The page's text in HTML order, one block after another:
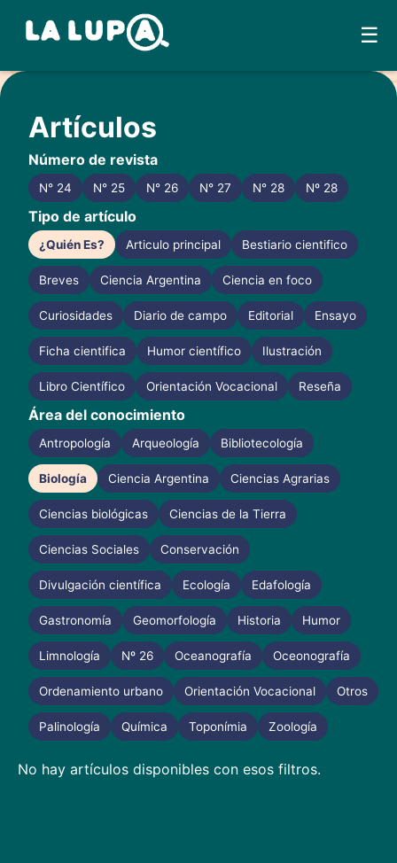
Skip
to
content
☰
Artículos
Número de revista
N° 24 N° 25 N° 26 N° 27 N° 28 Nº 28
Tipo de artículo
¿Quién Es? Articulo principal Bestiario cientifico
Breves Ciencia Argentina Ciencia en foco
Curiosidades Diario de campo Editorial Ensayo
Ficha cientifica Humor científico Ilustración
Libro Científico Orientación Vocacional Reseña
Área del conocimiento
Antropología Arqueología Bibliotecología
Biología Ciencia Argentina Ciencias Agrarias
Ciencias biológicas Ciencias de la Tierra
Ciencias Sociales Conservación
Divulgación científica Ecología Edafología
Gastronomía Geomorfología Historia Humor
Limnología Nº 26 Oceanografía Oceonografía
Ordenamiento urbano Orientación Vocacional Otros
Palinología Química Toponímia Zoología
No hay artículos disponibles con esos filtros.